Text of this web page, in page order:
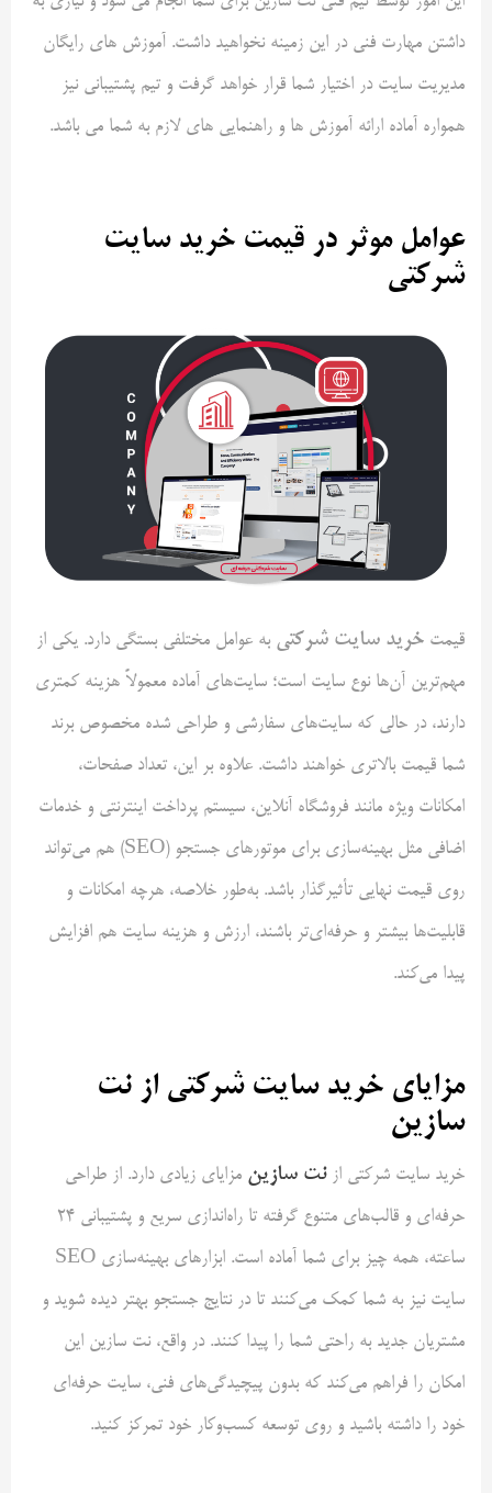
داشتن مهارت فنی در این زمینه نخواهید داشت. آموزش های رایگان
مدیریت سایت در اختیار شما قرار خواهد گرفت و تیم پشتیبانی نیز
همواره آماده ارائه آموزش ها و راهنمایی های لازم به شما می باشد.
عوامل موثر در قیمت خرید سایت
شرکتی
قیمت خرید سایت شرکتی به عوامل مختلفی بستگی دارد. یکی از
مهم‌ترین آن‌ها نوع سایت است؛ سایت‌های آماده معمولاً هزینه کمتری
دارند، در حالی که سایت‌های سفارشی و طراحی شده مخصوص برند
شما قیمت بالاتری خواهند داشت. علاوه بر این، تعداد صفحات،
امکانات ویژه مانند فروشگاه آنلاین، سیستم پرداخت اینترنتی و خدمات
اضافی مثل بهینه‌سازی برای موتورهای جستجو (SEO) هم می‌تواند
روی قیمت نهایی تأثیرگذار باشد. به‌طور خلاصه، هرچه امکانات و
قابلیت‌ها بیشتر و حرفه‌ای‌تر باشند، ارزش و هزینه سایت هم افزایش
پیدا می‌کند.
مزایای خرید سایت شرکتی از نت
سازین
خرید سایت شرکتی ازنت سازین مزایای زیادی دارد. از طراحی
حرفه‌ای و قالب‌های متنوع گرفته تا راه‌اندازی سریع و پشتیبانی 24
ساعته، همه چیز برای شما آماده است. ابزارهای بهینه‌سازی SEO
سایت نیز به شما کمک می‌کنند تا در نتایج جستجو بهتر دیده شوید و
مشتریان جدید به راحتی شما را پیدا کنند. در واقع، نت سازین این
امکان را فراهم می‌کند که بدون پیچیدگی‌های فنی، سایت حرفه‌ای
خود را داشته باشید و روی توسعه کسب‌وکار خود تمرکز کنید.